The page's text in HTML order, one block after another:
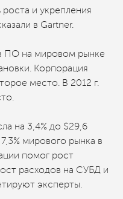
и укрепления
в Gartner.
ПО на мировом рынке
Корпорация
место. В 2012 г.
на 3,4% до $29,6
мирового рынка в
помог рост
расходов на СУБД и
эксперты.